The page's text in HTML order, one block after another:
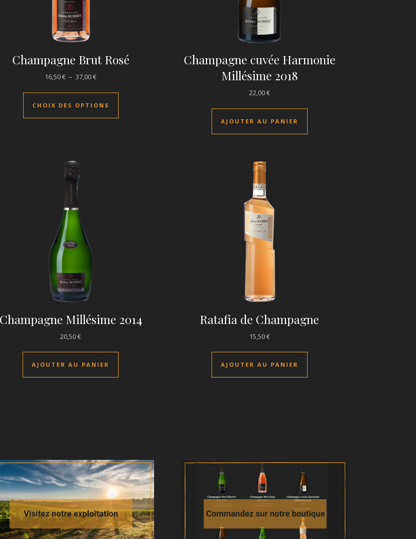
variations. Les options peuvent être choisies sur la page du produit
Champagne Brut Rosé
16,50€ – 37,00€Plage de prix : 16,50 € à 37,00 €
CHOIX DES OPTIONS
Ce produit a plusieurs variations. Les options peuvent être choisies sur la page du
Champagne cuvée Harmonie
Millésime 2018
22,00€
AJOUTER AU PANIER
Champagne Millésime 2014
20,50€
AJOUTER AU PANIER
Ratafia de Champagne
15,50€
AJOUTER AU PANIER